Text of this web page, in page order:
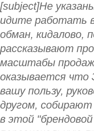
[subject]Не
идите работать
обман, кидалово,
рассказывают
масштабы продаж
оказывается что
вашу пользу,
другом, собирают
в этой